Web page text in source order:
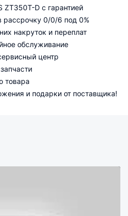
ZT350T-D с гарантией
рассрочку 0/0/6 под 0%
накруток и переплат
обслуживание
центр
товара
и подарки от поставщика!